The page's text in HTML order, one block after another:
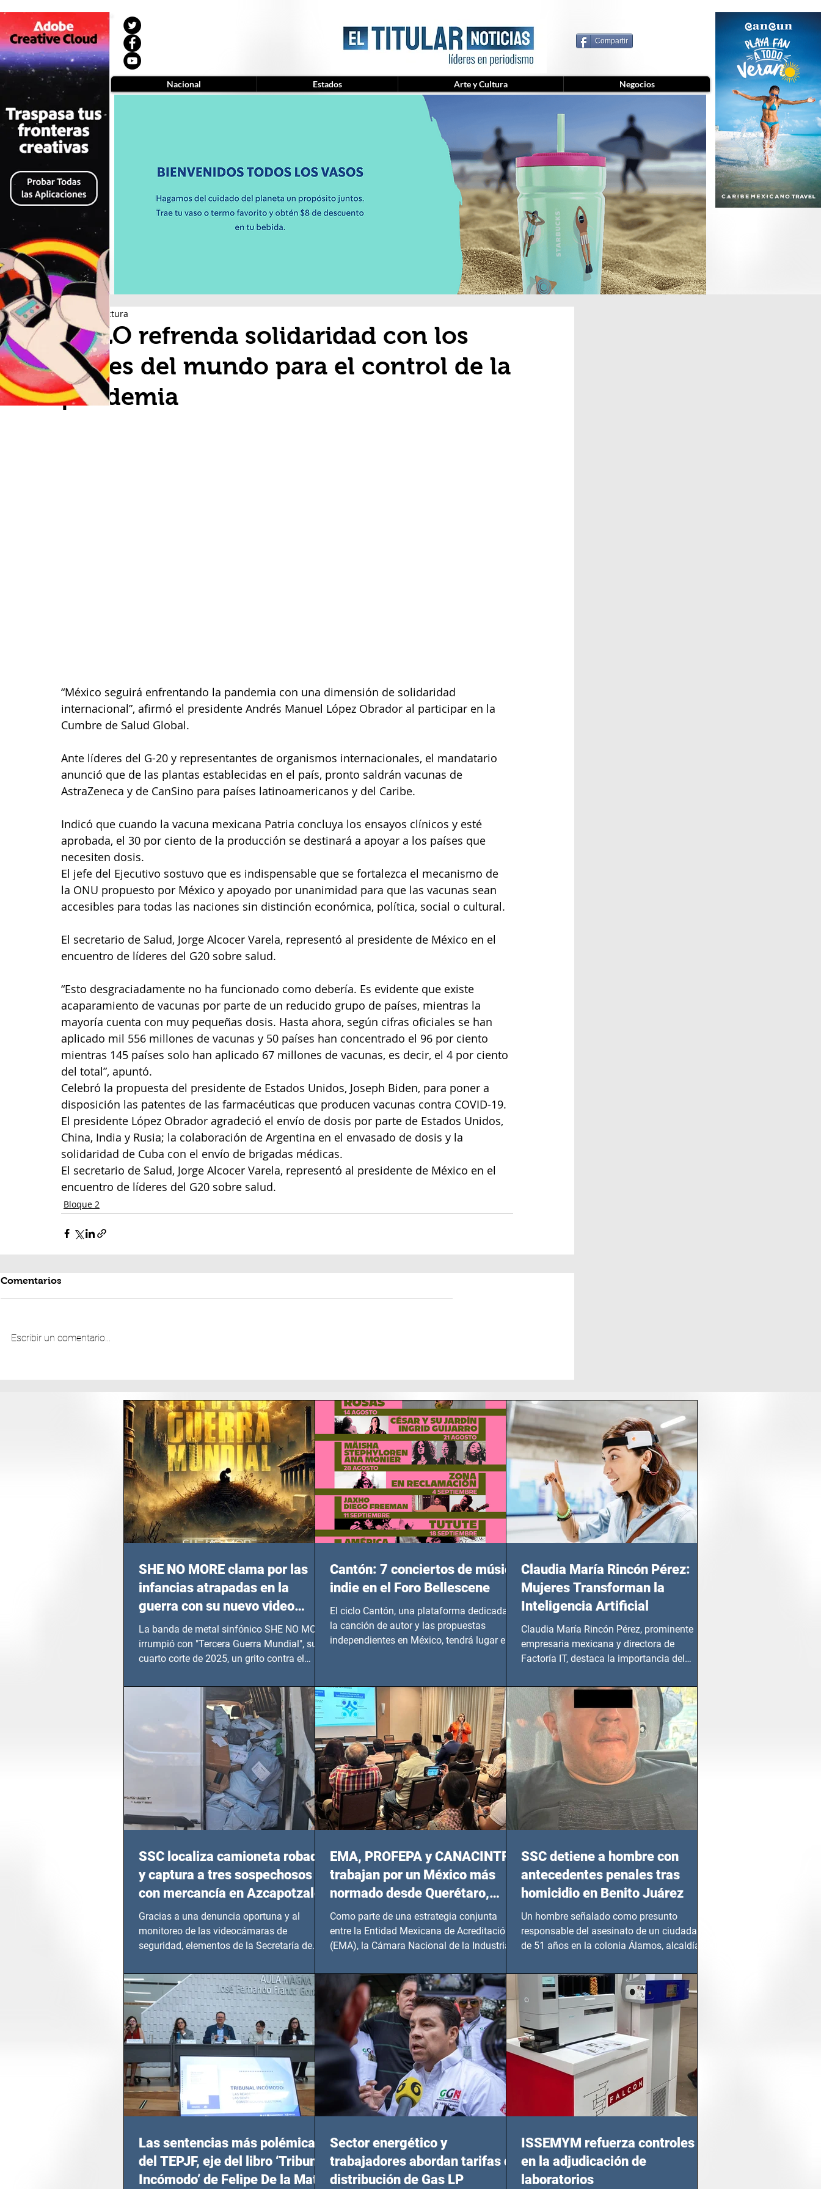
Compartir
AMLO refrenda solidaridad con los
países del mundo para el control de la
pandemia
2 min de lectura
“México seguirá enfrentando la pandemia con una dimensión de solidaridad
internacional”, afirmó el presidente Andrés Manuel López Obrador al participar en la
Cumbre de Salud Global.
Ante líderes del G-20 y representantes de organismos internacionales, el mandatario
anunció que de las plantas establecidas en el país, pronto saldrán vacunas de
AstraZeneca y de CanSino para países latinoamericanos y del Caribe.
Indicó que cuando la vacuna mexicana Patria concluya los ensayos clínicos y esté
aprobada, el 30 por ciento de la producción se destinará a apoyar a los países que
necesiten dosis.
El jefe del Ejecutivo sostuvo que es indispensable que se fortalezca el mecanismo de
la ONU propuesto por México y apoyado por unanimidad para que las vacunas sean
accesibles para todas las naciones sin distinción económica, política, social o cultural.
El secretario de Salud, Jorge Alcocer Varela, representó al presidente de México en el
encuentro de líderes del G20 sobre salud.
“Esto desgraciadamente no ha funcionado como debería. Es evidente que existe
acaparamiento de vacunas por parte de un reducido grupo de países, mientras la
mayoría cuenta con muy pequeñas dosis. Hasta ahora, según cifras oficiales se han
aplicado mil 556 millones de vacunas y 50 países han concentrado el 96 por ciento
mientras 145 países solo han aplicado 67 millones de vacunas, es decir, el 4 por ciento
del total”, apuntó.
Celebró la propuesta del presidente de Estados Unidos, Joseph Biden, para poner a
disposición las patentes de las farmacéuticas que producen vacunas contra COVID-19.
El presidente López Obrador agradeció el envío de dosis por parte de Estados Unidos,
China, India y Rusia; la colaboración de Argentina en el envasado de dosis y la
solidaridad de Cuba con el envío de brigadas médicas.
El secretario de Salud, Jorge Alcocer Varela, representó al presidente de México en el
encuentro de líderes del G20 sobre salud.
Bloque 2
Comentarios
Escribir un comentario...
SHE NO MORE clama por las
infancias atrapadas en la
guerra con su nuevo video
TERCERA GUERRA MUNDIAL
La banda de metal sinfónico SHE NO MORE
irrumpió con "Tercera Guerra Mundial", su
cuarto corte de 2025, un grito contra el
en epicentros bélicos.
Cantón: 7 conciertos de música
indie en el Foro Bellescene
El ciclo Cantón, una plataforma dedicada a
la canción de autor y las propuestas
independientes en México, tendrá lugar en el
del 14 de agosto al 25 de septiembre, a las
20:00 horas.
Claudia María Rincón Pérez:
Mujeres Transforman la
Inteligencia Artificial
Claudia María Rincón Pérez, prominente
empresaria mexicana y directora de
Factoría IT, destaca la importancia del
SSC localiza camioneta robada
y captura a tres sospechosos
con mercancía en Azcapotzalco
Gracias a una denuncia oportuna y al
monitoreo de las videocámaras de
seguridad, elementos de la Secretaría de
EMA, PROFEPA y CANACINTRA
trabajan por un México más
normado desde Querétaro,
Hidalgo y BCS
Como parte de una estrategia conjunta
entre la Entidad Mexicana de Acreditación
(EMA), la Cámara Nacional de la Industria
SSC detiene a hombre con
antecedentes penales tras
homicidio en Benito Juárez
Un hombre señalado como presunto
responsable del asesinato de un ciudadano
de 51 años en la colonia Álamos, alcaldía
Las sentencias más polémicas
del TEPJF, eje del libro ‘Tribunal
Incómodo’ de Felipe De la Mata
Sector energético y
trabajadores abordan tarifas de
distribución de Gas LP
ISSEMYM refuerza controles
en la adjudicación de
laboratorios
Nacional Estados Arte y Cultura Negocios